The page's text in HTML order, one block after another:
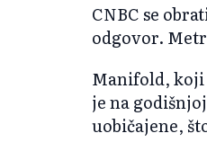
CNBC se
odgovor.
Manifold, koji
je na
uobičajene,